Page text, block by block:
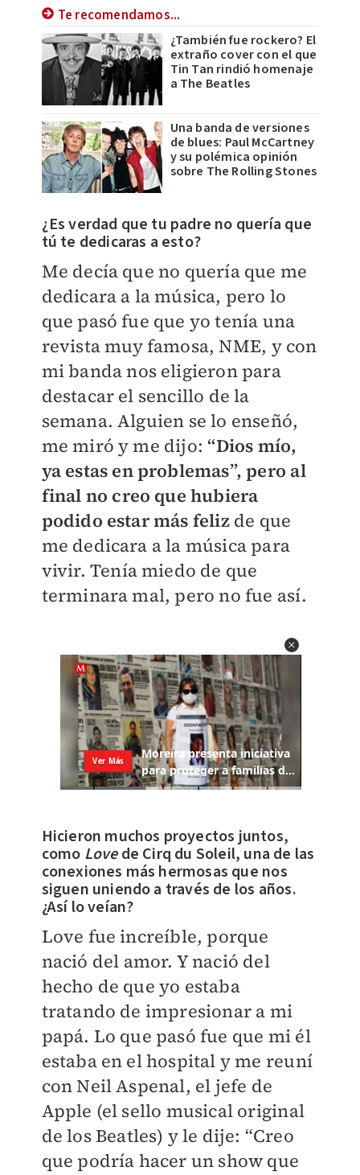
Te recomendamos...
¿También fue rockero? El
extraño cover con el que
Tin Tan rindió homenaje
a The Beatles
Una banda de versiones
de blues: Paul McCartney
y su polémica opinión
sobre The Rolling Stones
¿Es verdad que tu padre no quería que
tú te dedicaras a esto?
Me decía que no quería que me
dedicara a la música, pero lo
que pasó fue que yo tenía una
revista muy famosa, NME, y con
mi banda nos eligieron para
destacar el sencillo de la
semana. Alguien se lo enseñó,
me miró y me dijo: “Dios mío,
ya estas en problemas”, pero al
final no creo que hubiera
podido estar más felizde que
me dedicara a la música para
vivir. Tenía miedo de que
terminara mal, pero no fue así.
Hicieron muchos proyectos juntos,
como Lovede Cirq du Soleil, una de las
conexiones más hermosas que nos
siguen uniendo a través de los años.
¿Así lo veían?
Love fue increíble, porque
nació del amor. Y nació del
hecho de que yo estaba
tratando de impresionar a mi
papá. Lo que pasó fue que mi él
estaba en el hospital y me reuní
con Neil Aspenal, el jefe de
Apple (el sello musical original
de los Beatles) y le dije: “Creo
que podría hacer un show que